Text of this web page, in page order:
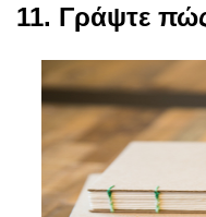
11. Γράψτε